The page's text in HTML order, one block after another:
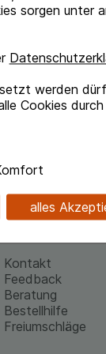
sorgen unter
werden
Cookies durch
Cookies, die
Besuchers
Komfort-
und unser
über die
Website
alles
Kontakt
Feedback
Beratung
Bestellhilfe
Freiumschläge